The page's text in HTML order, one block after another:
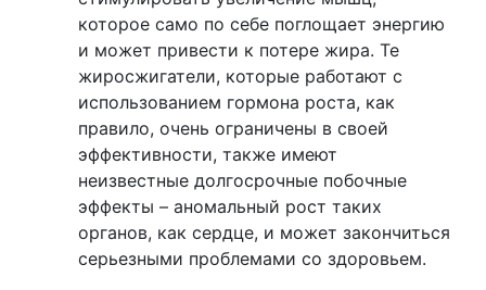
которое само по себе поглощает энергию
и может привести к потере жира. Те
жиросжигатели, которые работают с
использованием гормона роста, как
правило, очень ограничены в своей
эффективности, также имеют
неизвестные долгосрочные побочные
эффекты – аномальный рост таких
органов, как сердце, и может закончиться
серьезными проблемами со здоровьем.